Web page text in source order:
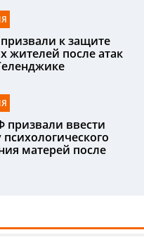
к защите
жителей после атак
призвали ввести
матерей после